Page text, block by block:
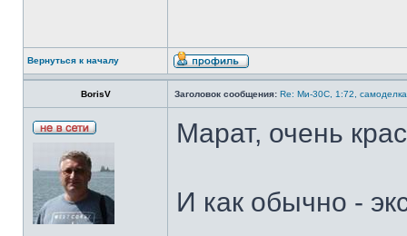
Вернуться к началу
BorisV Заголовок сообщения: Re: Ми-30С, 1:72, самоделка
Марат, очень
И как обычно -